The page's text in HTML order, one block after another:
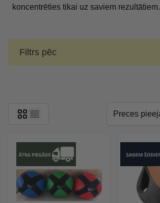
koncentrēties tikai uz saviem rezultātiem.
Filtrs pēc